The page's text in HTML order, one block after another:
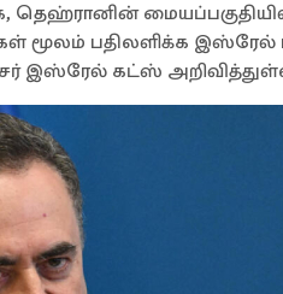
தெஹ்ரானின்
மூலம் பதிலளிக்க இஸ்ரேல்
இஸ்ரேல் கட்ஸ்